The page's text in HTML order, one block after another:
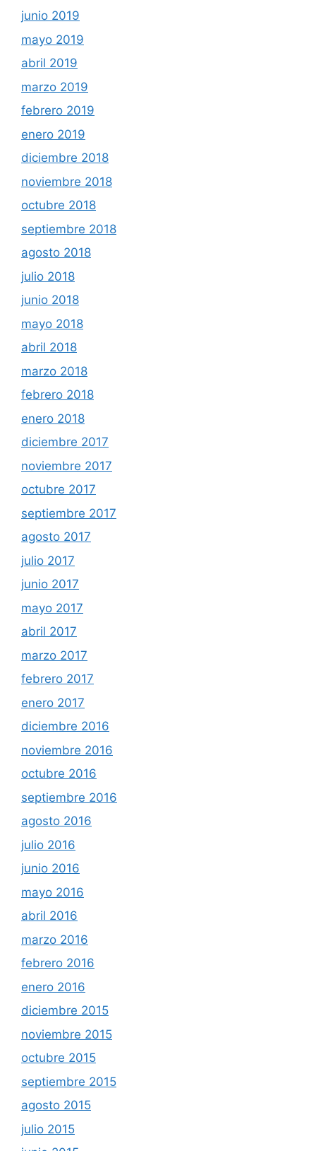
junio 2019
mayo 2019
abril 2019
marzo 2019
febrero 2019
enero 2019
diciembre 2018
noviembre 2018
octubre 2018
septiembre 2018
agosto 2018
julio 2018
junio 2018
mayo 2018
abril 2018
marzo 2018
febrero 2018
enero 2018
diciembre 2017
noviembre 2017
octubre 2017
septiembre 2017
agosto 2017
julio 2017
junio 2017
mayo 2017
abril 2017
marzo 2017
febrero 2017
enero 2017
diciembre 2016
noviembre 2016
octubre 2016
septiembre 2016
agosto 2016
julio 2016
junio 2016
mayo 2016
abril 2016
marzo 2016
febrero 2016
enero 2016
diciembre 2015
noviembre 2015
octubre 2015
septiembre 2015
agosto 2015
julio 2015